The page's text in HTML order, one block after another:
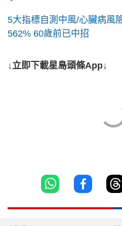
5大指標自測中風/心臟病風
562% 60歲前已中招
↓立即下載星島頭條App↓